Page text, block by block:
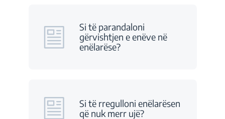
Si të parandaloni
gërvishtjen e enëve në
enëlarëse?
Si të rregulloni enëlarësen
që nuk merr ujë?